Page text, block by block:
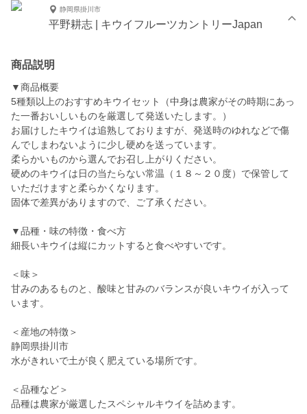
静岡県掛川市
平野耕志 | キウイフルーツカントリーJapan
商品説明
▼商品概要
5種類以上のおすすめキウイセット（中身は農家がその時期にあっ
た一番おいしいものを厳選して発送いたします。）
お届けしたキウイは追熟しておりますが、発送時のゆれなどで傷
んでしまわないように少し硬めを送っています。
柔らかいものから選んでお召し上がりください。
硬めのキウイは日の当たらない常温（１８～２０度）で保管して
いただけますと柔らかくなります。
固体で差異がありますので、ご了承ください。
▼品種・味の特徴・食べ方
細長いキウイは縦にカットすると食べやすいです。
＜味＞
甘みのあるものと、酸味と甘みのバランスが良いキウイが入って
います。
＜産地の特徴＞
静岡県掛川市
水がきれいで土が良く肥えている場所です。
＜品種など＞
品種は農家が厳選したスペシャルキウイを詰めます。